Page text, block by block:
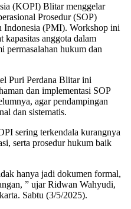
(KOPI) Blitar menggelar
Prosedur (SOP)
Indonesia (PMI). Workshop ini
kapasitas anggota dalam
permasalahan hukum dan
Puri Perdana Blitar ini
dan implementasi SOP
agar pendampingan
dan sistematis.
sering terkendala kurangnya
serta prosedur hukum baik
hanya jadi dokumen formal,
” ujar Ridwan Wahyudi,
Sabtu (3/5/2025).